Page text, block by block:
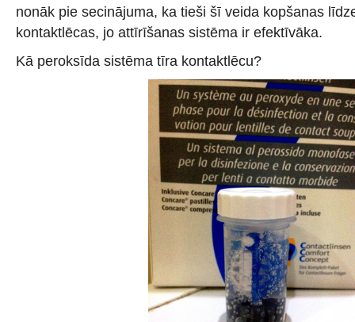
nonāk pie secinājuma, ka tieši šī veida kopšanas
kontaktlēcas, jo attīrīšanas sistēma ir efektīvāka.
Kā peroksīda sistēma tīra kontaktlēcu?